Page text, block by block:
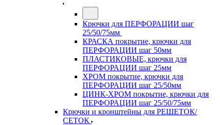
Крючки для ПЕРФОРАЦИИ шаг
25/50/75мм
КРАСКА покрытие, крючки для
ПЕРФОРАЦИИ шаг 50мм
ПЛАСТИКОВЫЕ, крючки для
ПЕРФОРАЦИИ шаг 25мм
ХРОМ покрытие, крючки для
ПЕРФОРАЦИИ шаг 25/50мм
ЦИНК-ХРОМ покрытие, крючки для
ПЕРФОРАЦИИ шаг 25/50/75мм
Крючки и кронштейны для РЕШЕТОК/
СЕТОК